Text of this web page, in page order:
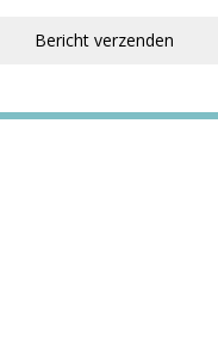
Bericht verzenden